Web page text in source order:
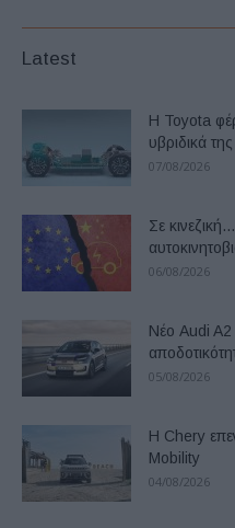
Latest
Η Toyota
υβριδικά της
07/08/2026
Σε
06/08/2026
Νέο Audi A2
05/08/2026
Η Chery
Mobility
04/08/2026